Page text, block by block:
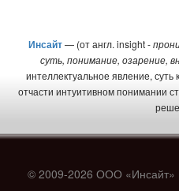
Инсайт — (от англ. insight -
суть, понимание, озарение,
интеллектуальное явление,
отчасти интуитивном понимании
© 2009-2026 ООО «Инсайт»